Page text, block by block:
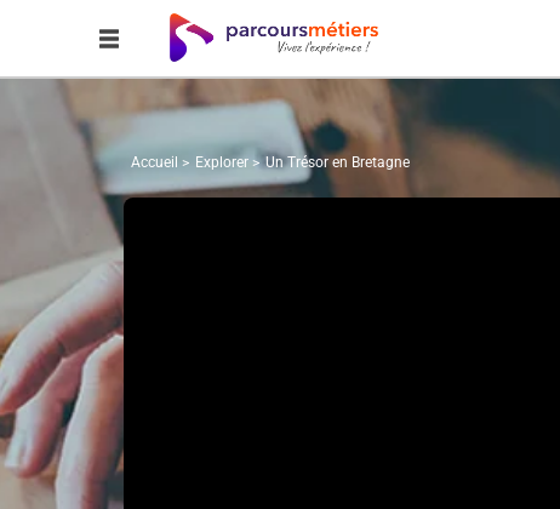
Accueil Explorer Un Trésor en Bretagne